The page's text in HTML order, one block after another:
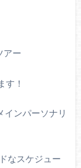
アー
す！
ンパーソナリ
なスケジュー